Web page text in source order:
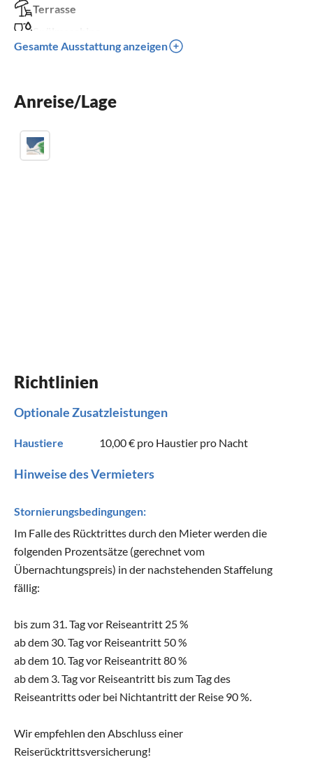
Terrasse
Kamin
Gesamte Ausstattung anzeigen
Anreise/Lage
Richtlinien
Optionale Zusatzleistungen
Haustiere 10,00 € pro Haustier pro Nacht
Hinweise des Vermieters
Stornierungsbedingungen:
Im Falle des Rücktrittes durch den Mieter werden die
folgenden Prozentsätze (gerechnet vom
Übernachtungspreis) in der nachstehenden Staffelung
fällig:
bis zum 31. Tag vor Reiseantritt 25 %
ab dem 30. Tag vor Reiseantritt 50 %
ab dem 10. Tag vor Reiseantritt 80 %
ab dem 3. Tag vor Reiseantritt bis zum Tag des
Reiseantritts oder bei Nichtantritt der Reise 90 %.
Wir empfehlen den Abschluss einer
Reiserücktrittsversicherung!